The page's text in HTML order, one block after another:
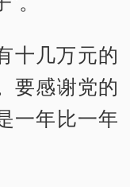
十几万元的
要感谢党的
一年比一年